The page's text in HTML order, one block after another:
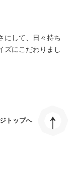
にして、日々持ち
ズにこだわりまし
トップへ